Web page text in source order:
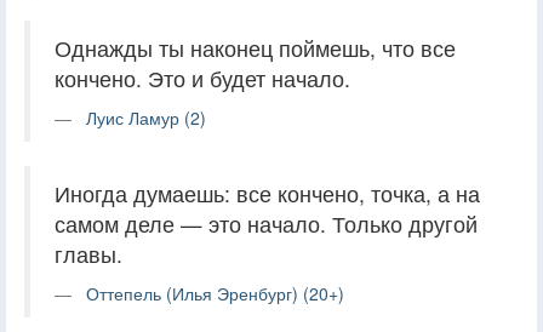
Однажды ты наконец поймешь, что все
кончено. Это и будет начало.
Луис Ламур (2)
Иногда думаешь: все кончено, точка, а на
самом деле — это начало. Только другой
главы.
Оттепель (Илья Эренбург) (20+)